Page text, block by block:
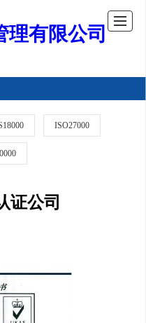
理有限公司
ISO27000
证公司